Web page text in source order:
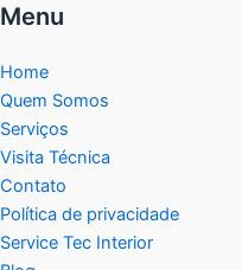
Menu
Home
Quem Somos
Serviços
Visita Técnica
Contato
Política de privacidade
Service Tec Interior